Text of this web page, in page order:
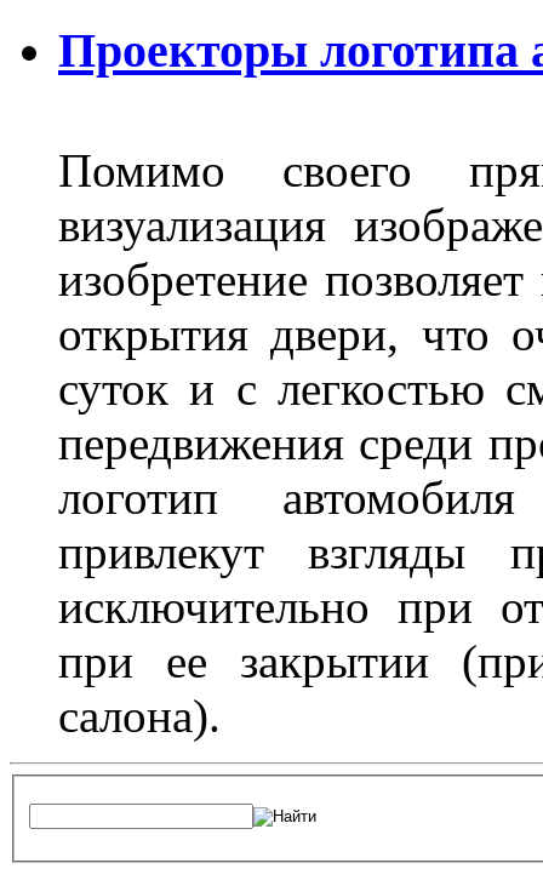
Проекторы логотипа
Помимо своего
визуализация
изобретение
открытия двери, что
суток и с легкостью
передвижения среди
логотип
привлекут взгляды
исключительно при
при ее закрытии
салона).